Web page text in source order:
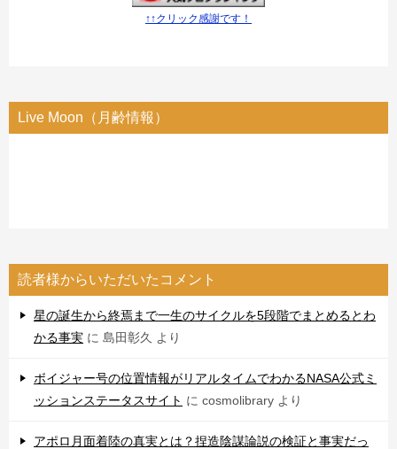
↑↑クリック感謝です！
Live Moon（月齢情報）
読者様からいただいたコメント
星の誕生から終焉まで一生のサイクルを5段階でまとめるとわ
かる事実 に 島田彰久 より
ボイジャー号の位置情報がリアルタイムでわかるNASA公式ミ
ッションステータスサイト に cosmolibrary より
アポロ月面着陸の真実とは？捏造陰謀論説の検証と事実だっ